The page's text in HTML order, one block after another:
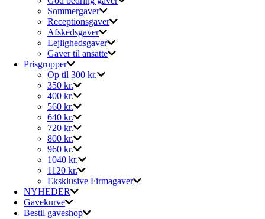
Sommergaver
Receptionsgaver
Afskedsgaver
Lejlighedsgaver
Gaver til ansatte
Prisgrupper
Op til 300 kr.
350 kr.
400 kr.
560 kr.
640 kr.
720 kr.
800 kr.
960 kr.
1040 kr.
1120 kr.
Eksklusive Firmagaver
NYHEDER
Gavekurve
Bestil gaveshop